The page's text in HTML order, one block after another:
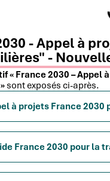
- Appel à
-
« France 2030 –
sont exposés ci-après.
à projets France
France 2030 pour la